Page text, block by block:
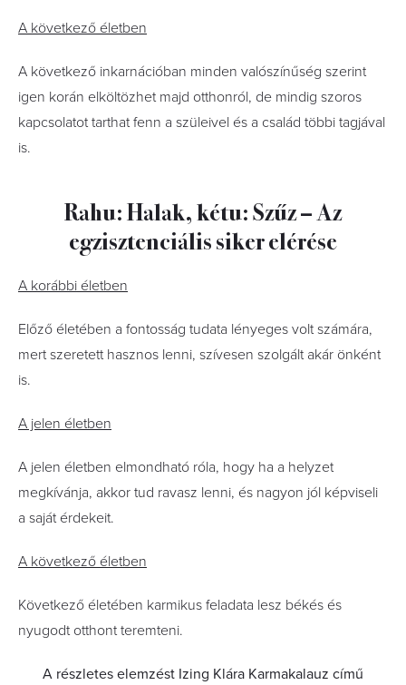
A következő életben
A következő inkarnációban minden valószínűség szerint
igen korán elköltözhet majd otthonról, de mindig szoros
kapcsolatot tarthat fenn a szüleivel és a család többi tagjával
is.
Rahu: Halak, kétu: Szűz – Az
egzisztenciális siker elérése
A korábbi életben
Előző életében a fontosság tudata lényeges volt számára,
mert szeretett hasznos lenni, szívesen szolgált akár önként
is.
A jelen életben
A jelen életben elmondható róla, hogy ha a helyzet
megkívánja, akkor tud ravasz lenni, és nagyon jól képviseli
a saját érdekeit.
A következő életben
Következő életében karmikus feladata lesz békés és
nyugodt otthont teremteni.
A részletes elemzést Izing Klára Karmakalauz című